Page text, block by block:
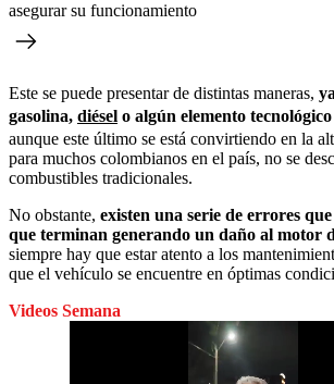
asegurar su funcionamiento
Este se puede presentar de distintas maneras,
gasolina, diésel o algún elemento
aunque este último se está convirtiendo en la
para muchos colombianos en el país, no se
combustibles tradicionales.
No obstante, existen una serie de errores
que terminan generando un daño al motor
siempre hay que estar atento a los
que el vehículo se encuentre en óptimas
Videos Semana